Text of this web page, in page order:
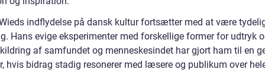
indflydelse på dansk kultur fortsætter med at være
Hans evige eksperimenter med forskellige former for udtryk
af samfundet og menneskesindet har gjort ham til en
hvis bidrag stadig resonerer med læsere og publikum over